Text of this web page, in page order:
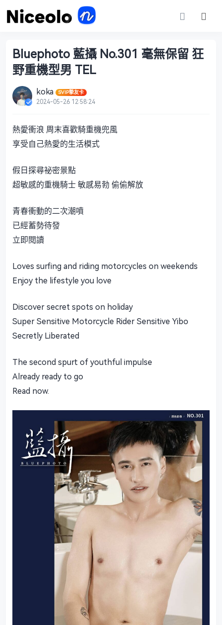
Bluephoto 藍攝 No.301 毫無保留 狂
野重機型男 TEL
koka SVIP摯友卡
2024-05-26 12:58:24
熱愛衝浪 周末喜歡騎重機兜風
享受自己熱愛的生活模式
假日探尋祕密景點
超敏感的重機騎士 敏感易勃 偷偷解放
青春衝動的二次潮噴
已經蓄勢待發
立即閱讀
Loves surfing and riding motorcycles on weekends
Enjoy the lifestyle you love
Discover secret spots on holiday
Super Sensitive Motorcycle Rider Sensitive Yibo
Secretly Liberated
The second spurt of youthful impulse
Already ready to go
Read now.